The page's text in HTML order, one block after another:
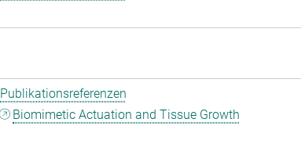
Publikationsreferenzen
Biomimetic Actuation and Tissue Growth